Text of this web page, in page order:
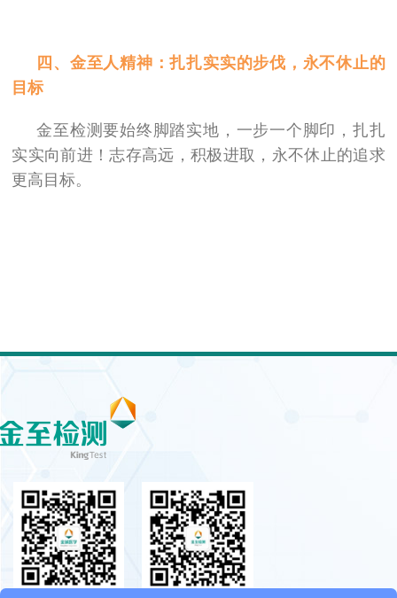
四、金至人精神：扎扎实实的步伐，永不休止的
目标
金至检测要始终脚踏实地，一步一个脚印，扎扎
实实向前进！志存高远，积极进取，永不休止的追求
更高目标。